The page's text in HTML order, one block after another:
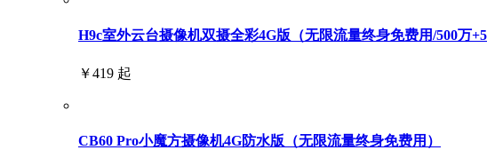
H9c室外云台摄像机双摄全彩4G版（无限流量终身免费用/500万
￥419 起
CB60 Pro小魔方摄像机4G防水版（无限流量终身免费用）